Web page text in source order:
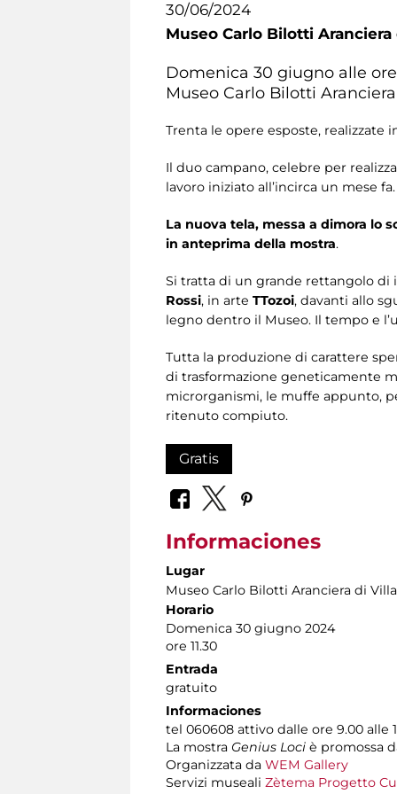
30/06/2024
Museo Carlo Bilotti
Domenica 30 giugno alle
Museo Carlo Bilotti
Trenta le opere esposte, realizzate
Il duo campano, celebre per
lavoro iniziato all’incirca un mese fa.
La nuova tela, messa a dimora lo
in anteprima della mostra.
Si tratta di un grande rettangolo di
Rossi, in arte TTozoi, davanti allo
legno dentro il Museo. Il tempo e
Tutta la produzione di carattere
di trasformazione geneticamente
microrganismi, le muffe appunto,
ritenuto compiuto.
Gratis
Informaciones
Lugar
Museo Carlo Bilotti Aranciera di
Horario
Domenica 30 giugno 2024
ore 11.30
Entrada
gratuito
Informaciones
tel 060608 attivo dalle ore 9.00 alle
La mostra Genius Loci è promossa
Organizzata da WEM Gallery
Servizi museali Zètema Progetto